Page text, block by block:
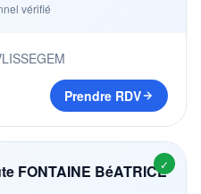
vérifié
Prendre RDV
✓
FONTAINE BéATRICE